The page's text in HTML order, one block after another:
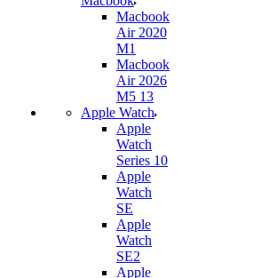
Macbook
Air 2020
M1
Macbook
Air 2026
M5 13
Apple Watch
Apple
Watch
Series 10
Apple
Watch
SE
Apple
Watch
SE2
Apple